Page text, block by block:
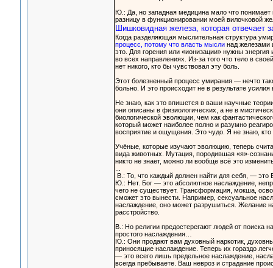
Ю.: Да, но западная медицина мало что
разницу в функционировании моей вилочковой
Шишковидная железа, которая отвечает
Когда разделяющая мыслительная структура
процесс, потому что власть мыслинад железами
это. Для горения или «ионизации» нужны
во всех направлениях. Из-за того что тело в
нет никого, кто бы чувствовал эту боль.
Этот болезненный процесс умирания — нечто
больно. И это происходит не в результате
Не знаю, как это впишется в ваши научные
они описаны в физиологических, а не в
биологической эволюции, чем как
который может наиболее полно и разумно
восприятие и ощущения. Это чудо. Я не знаю, кто
Учёные, которые изучают эволюцию, теперь
вида животных. Мутация, породившая «я»-
никто не знает, можно ли вообще всё это
В.: То, что каждый должен найти для себя, — это
Ю.: Нет. Бог — это абсолютное наслаждение,
чего не существует. Трансформация, мокша,
сможет это вынести. Например, сексуальное
наслаждение, оно может разрушиться. Желание
расстройство.
В.: Но религии предостерегают людей от поиска
простого наслаждения…
Ю.: Они продают вам духовный наркотик,
приносящие наслаждение. Теперь их гораздо
— это всего лишь предельное наслаждение,
всегда пребываете. Ваш невроз и страдание